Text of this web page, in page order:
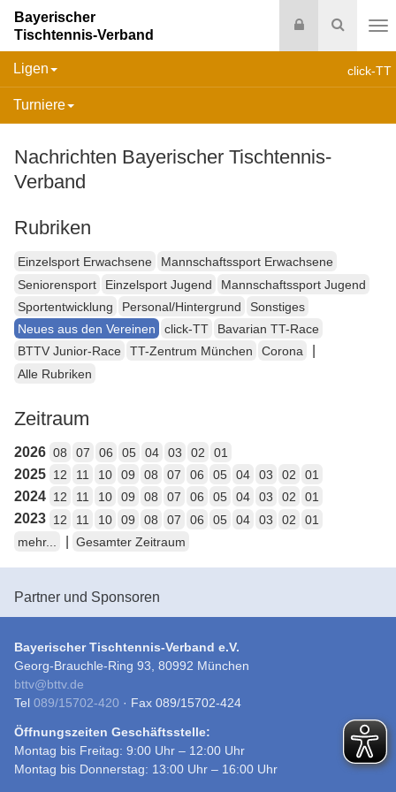
Suche
Login
Bayerischer
Tischtennis-Verband
click-TT
Ligen
Turniere
Nachrichten Bayerischer Tischtennis-
Verband
Rubriken
Einzelsport Erwachsene
Mannschaftssport Erwachsene
Seniorensport
Einzelsport Jugend
Mannschaftssport Jugend
Sportentwicklung
Personal/Hintergrund
Sonstiges
Neues aus den Vereinen
click-TT
Bavarian TT-Race
BTTV Junior-Race
TT-Zentrum München Corona
Alle Rubriken
Zeitraum
2026 08 07 06 05 04 03 02 01
2025 12 11 10 09 08 07 06 05 04 03 02 01
2024 12 11 10 09 08 07 06 05 04 03 02 01
2023 12 11 10 09 08 07 06 05 04 03 02
01
mehr...
Gesamter Zeitraum
Partner und Sponsoren
Bayerischer Tischtennis-Verband e.V.
Georg-Brauchle-Ring 93, 80992 München
bttv@bttv.de
Tel 089/15702-420 · Fax 089/15702-424
Öffnungszeiten Geschäftsstelle:
Montag bis Freitag: 9:00 Uhr – 12:00 Uhr
Montag bis Donnerstag: 13:00 Uhr – 16:00 Uhr